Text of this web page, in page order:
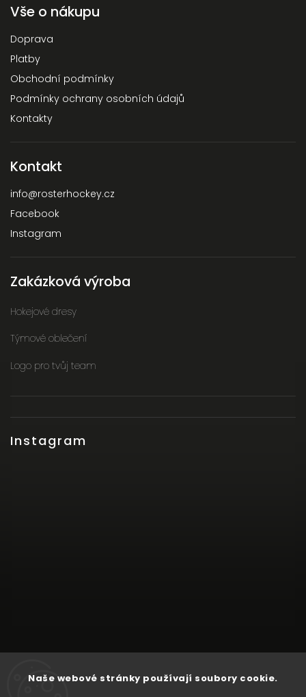
Naše webové stránky používají soubory cookie.
Vše o nákupu
Doprava
Platby
Obchodní podmínky
Podmínky ochrany osobních údajů
Kontakty
Kontakt
info@rosterhockey.cz
Facebook
Instagram
Zakázková výroba
Hokejové dresy
Týmové oblečení
Logo pro tvůj team
Instagram